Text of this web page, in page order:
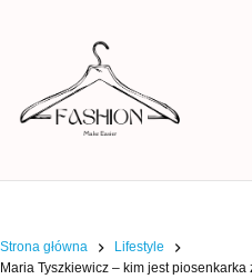
Strona główna
Lifestyle
Maria Tyszkiewicz – kim jest